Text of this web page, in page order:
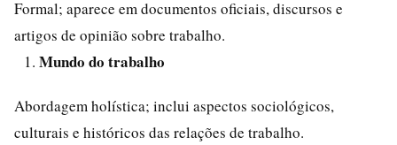
Formal; aparece em documentos oficiais, discursos e
artigos de opinião sobre trabalho.
Mundo do trabalho
Abordagem holística; inclui aspectos sociológicos,
culturais e históricos das relações de trabalho.